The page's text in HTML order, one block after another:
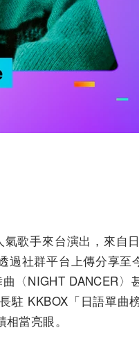
氣歌手來台演出，來
過社群平台上傳分享
〈NIGHT DANCER
駐 KKBOX「日語單曲
當亮眼。